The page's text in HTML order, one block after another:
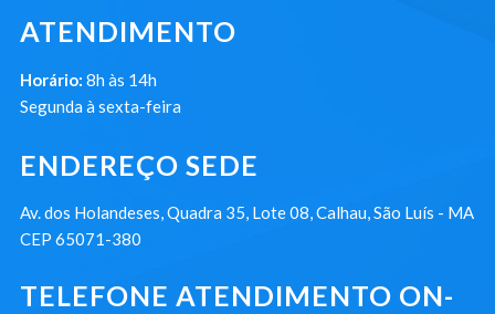
ATENDIMENTO
Horário: 8h às 14h
Segunda à sexta-feira
ENDEREÇO SEDE
Av. dos Holandeses, Quadra 35, Lote 08, Calhau, São Luís - MA
CEP 65071-380
TELEFONE ATENDIMENTO ON-